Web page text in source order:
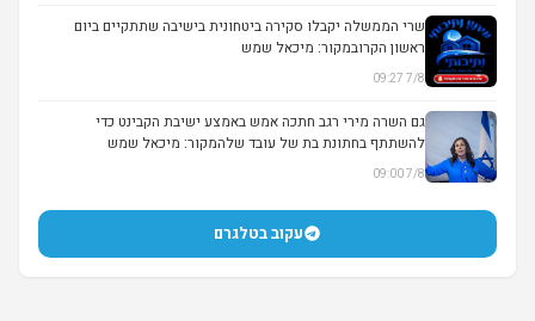
שרי הממשלה יקבלו סקירה ביטחונית בישיבה שתתקיים ביום
ראשון הקרובמקור: מיכאל שמש
7/8 09:27
גם השרה מירי רגב חתכה אמש באמצע ישיבת הקבינט כדי
להשתתף בחתונת בת של עובד שלהמקור: מיכאל שמש
7/8 09:00
עקוב בטלגרם